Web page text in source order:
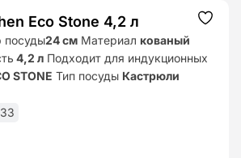
Eco Stone 4,2 л
посуды24 см Материал кованый
4,2 л Подходит для индукционных
STONE Тип посуды Кастрюли